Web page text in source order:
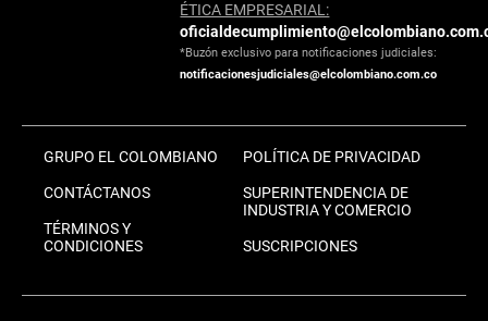
ÉTICA EMPRESARIAL:
*Buzón exclusivo para notificaciones judiciales:
notificacionesjudiciales@elcolombiano.com.co
GRUPO EL COLOMBIANO
CONTÁCTANOS
TÉRMINOS Y
CONDICIONES
POLÍTICA DE PRIVACIDAD
SUPERINTENDENCIA DE
INDUSTRIA Y COMERCIO
SUSCRIPCIONES